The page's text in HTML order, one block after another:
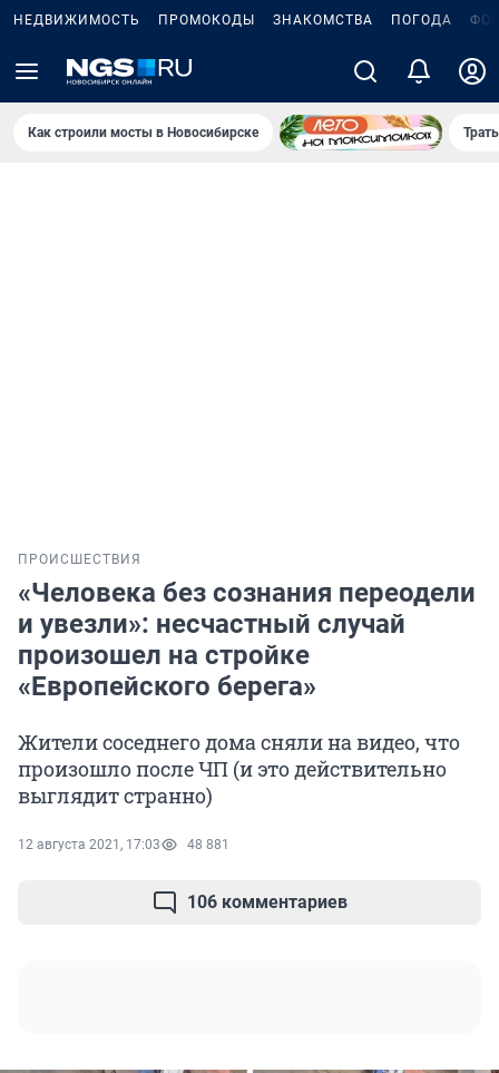
НЕДВИЖИМОСТЬ ПРОМОКОДЫ ЗНАКОМСТВА ПОГОДА
Как строили мосты в Новосибирске
ПРОИСШЕСТВИЯ
«Человека без сознания переодели
и увезли»: несчастный случай
произошел на стройке
«Европейского берега»
Жители соседнего дома сняли на видео, что
произошло после ЧП (и это действительно
выглядит странно)
12 августа 2021, 17:03 48 881
106 комментариев